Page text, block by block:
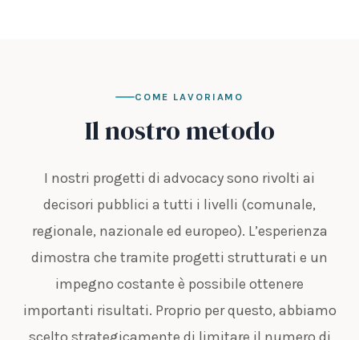
COME LAVORIAMO
Il nostro metodo
I nostri progetti di advocacy sono rivolti ai
decisori pubblici a tutti i livelli (comunale,
regionale, nazionale ed europeo). L’esperienza
dimostra che tramite progetti strutturati e un
impegno costante è possibile ottenere
importanti risultati. Proprio per questo, abbiamo